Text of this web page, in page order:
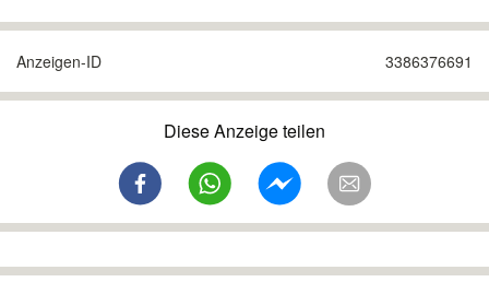
Anzeigen-ID 3386376691
Diese Anzeige teilen